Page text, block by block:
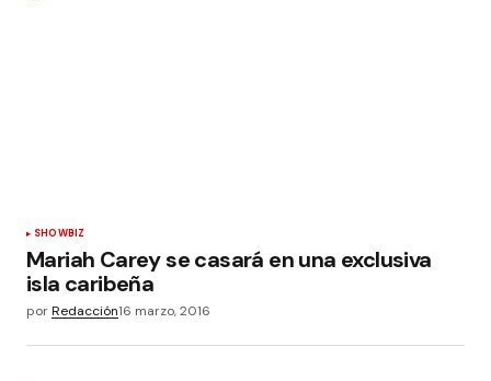
SHOWBIZ
Mariah Carey se casará en una exclusiva
isla caribeña
porRedacción16 marzo, 2016